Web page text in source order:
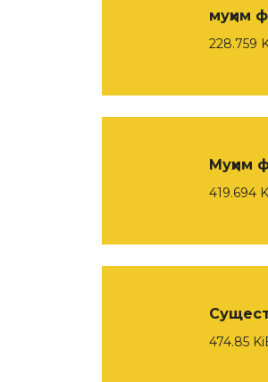
муҳим
228.759
Муҳим
419.694
474.85